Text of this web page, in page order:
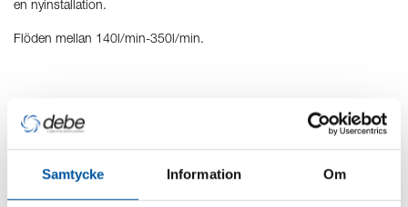
Samtycke Information Om
en nyinstallation.
Flöden mellan 140l/min-350l/min.
Produkter inom Debe djupbrunnspump
4" GRD-GRG
Filter